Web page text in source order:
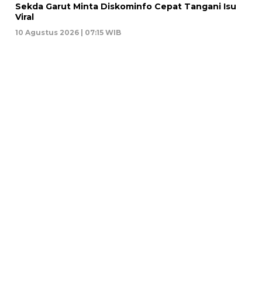
Sekda Garut Minta Diskominfo Cepat Tangani Isu
Viral
10 Agustus 2026 | 07:15 WIB